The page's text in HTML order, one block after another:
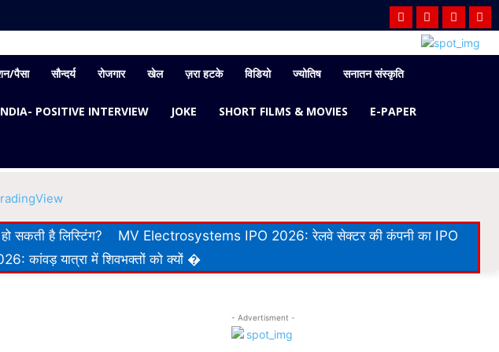
पैसा सौन्दर्य रोजगार खेल ज़रा हटके विडियो ज्योतिष सनातन संस्कृति
POSITIVE INTERVIEW JOKE SHORT FILMS & MOVIES E-PAPER
सकती है लिस्टिंग?
MV Electrosystems IPO 2026: रेलवे सेक्टर की कंपनी का IPO
कांवड़ यात्रा में शिवभक्तों को क्यों �
- Advertisment -